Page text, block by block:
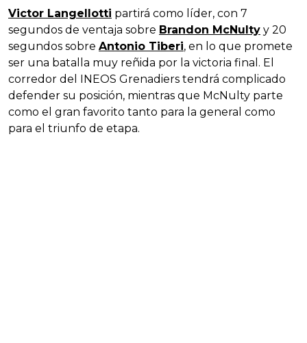
Victor Langellotti partirá como líder, con 7
segundos de ventaja sobre Brandon McNulty y 20
segundos sobre Antonio Tiberi, en lo que promete
ser una batalla muy reñida por la victoria final. El
corredor del INEOS Grenadiers tendrá complicado
defender su posición, mientras que McNulty parte
como el gran favorito tanto para la general como
para el triunfo de etapa.